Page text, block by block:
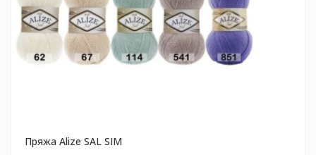
Пряжа Alize SAL SIM